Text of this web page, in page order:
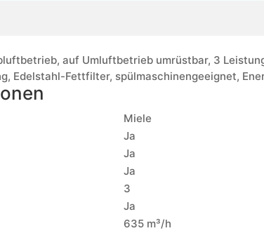
auf Umluftbetrieb umrüstbar, 3
Edelstahl-Fettfilter, spülmaschinengeeignet,
Miele
Ja
Ja
Ja
3
Ja
635 m³/h